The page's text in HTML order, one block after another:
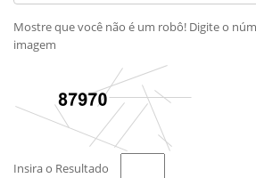
Mostre que você não é um robô! Digite o
imagem
Insira o Resultado